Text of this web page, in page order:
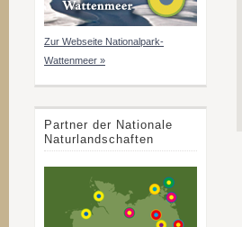
Zur Webseite Nationalpark-
Wattenmeer »
Partner der Nationale
Naturlandschaften